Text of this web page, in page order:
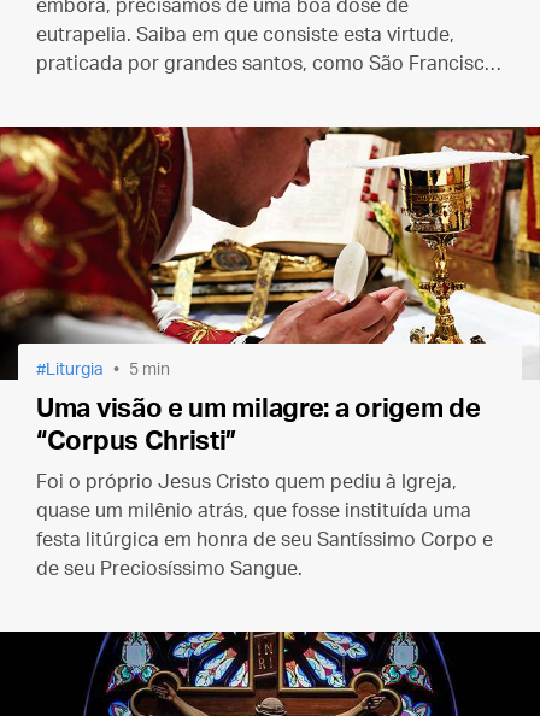
embora, precisamos de uma boa dose de
eutrapelia. Saiba em que consiste esta virtude,
praticada por grandes santos, como São Francisco
Liturgia 5 min
Uma visão e um milagre: a origem de
“Corpus Christi”
Foi o próprio Jesus Cristo quem pediu à Igreja,
quase um milênio atrás, que fosse instituída uma
festa litúrgica em honra de seu Santíssimo Corpo e
de seu Preciosíssimo Sangue.